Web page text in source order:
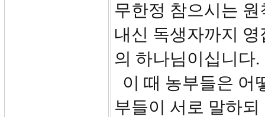
무한정 참으시는
내신 독생자까지
의 하나님이십니다.
이 때 농부들은 어
부들이 서로 말하